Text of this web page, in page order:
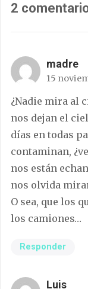
2
madre
15
¿Nadie mira al
nos dejan el
días en todas
contaminan,
nos están
nos olvida
O sea, que los
los camiones…
Responder
Luis